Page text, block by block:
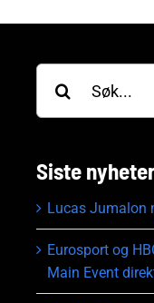
etter:
Siste
Lucas Jumalon
Eurosport og
Main Event